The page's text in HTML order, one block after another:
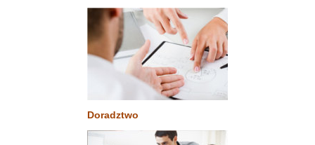
Doradztwo